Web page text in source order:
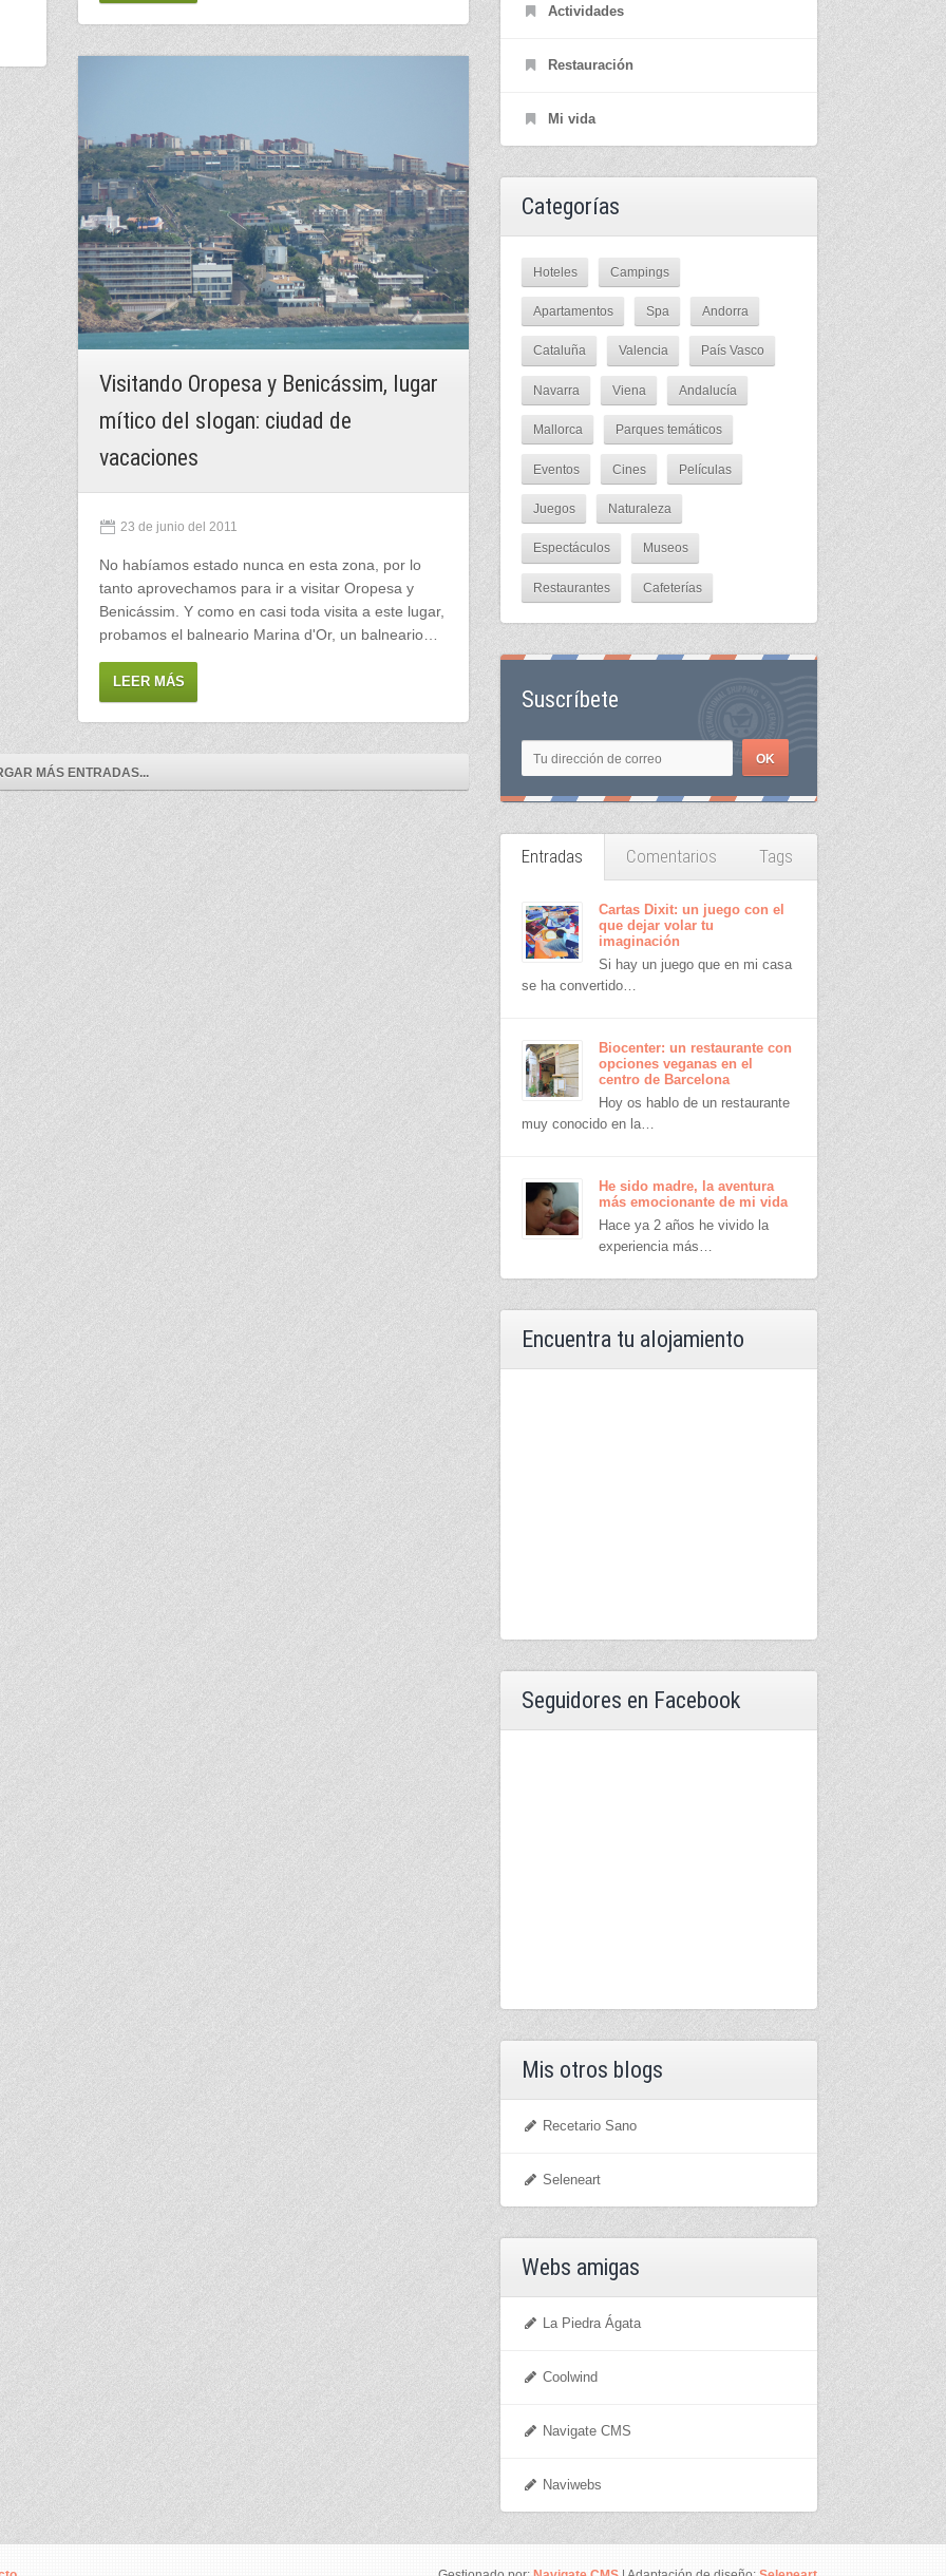
Visitando Oropesa y Benicássim, lugar
mítico del slogan: ciudad de
vacaciones
23 de junio del 2011
No habíamos estado nunca en esta zona, por lo
tanto aprovechamos para ir a visitar Oropesa y
Benicássim. Y como en casi toda visita a este lugar,
probamos el balneario Marina d'Or, un balneario…
LEER MÁS
MÁS ENTRADAS...
Actividades
Restauración
Mi vida
Categorías
Hoteles Campings
Apartamentos Spa Andorra
Cataluña Valencia País Vasco
Navarra Viena Andalucía
Mallorca Parques temáticos
Eventos Cines Películas
Juegos Naturaleza
Espectáculos Museos
Restaurantes Cafeterías
Suscríbete
Entradas Comentarios Tags
Cartas Dixit: un juego con el
que dejar volar tu
imaginación
Si hay un juego que en mi casa
se ha convertido…
Biocenter: un restaurante con
opciones veganas en el
centro de Barcelona
Hoy os hablo de un restaurante
muy conocido en la…
He sido madre, la aventura
más emocionante de mi vida
Hace ya 2 años he vivido la
experiencia más…
Encuentra tu alojamiento
Seguidores en Facebook
Mis otros blogs
Recetario Sano
Seleneart
Webs amigas
La Piedra Ágata
Coolwind
Navigate CMS
Naviwebs